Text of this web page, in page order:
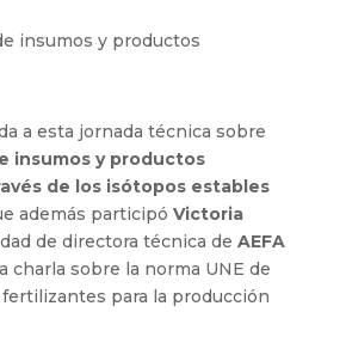
a esta jornada técnica sobre
insumos y productos
de los isótopos estables
además participó Victoria
de directora técnica de AEFA
charla sobre la norma UNE de
para la producción